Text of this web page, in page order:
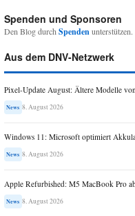
Spenden und Sponsoren
Den Blog durch Spendenunterstützen.
Aus dem DNV-Netzwerk
Pixel-Update August: Ältere Modelle
News 8. August 2026
Windows 11: Microsoft optimiert
News 8. August 2026
Apple Refurbished: M5 MacBook Pro
News 8. August 2026